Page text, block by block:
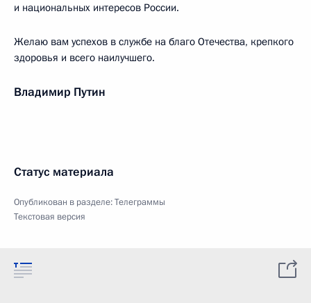
и национальных интересов России.
Желаю вам успехов в службе на благо Отечества, крепкого
здоровья и всего наилучшего.
Владимир Путин
Статус материала
Опубликован в разделе:Телеграммы
Текстовая версия